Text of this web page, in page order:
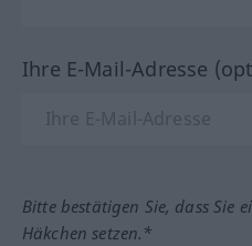
Ihre E-Mail-Adresse
Bitte bestätigen Sie, dass Sie
Häkchen setzen.*